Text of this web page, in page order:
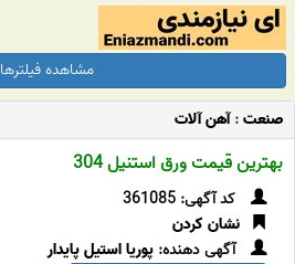
مشاهده فیلترها
صنعت:آهن آلات
بهترین قیمت ورق استنیل 304
کد آگهی: 361085
نشان کردن
آگهی دهنده: پوریا استیل پایدار